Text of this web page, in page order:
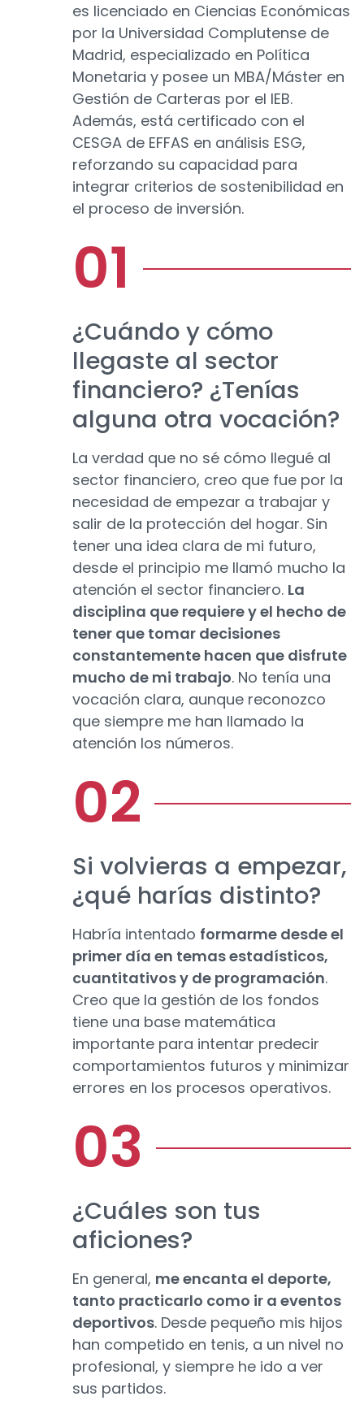
es licenciado en Ciencias Económicas
por la Universidad Complutense de
Madrid, especializado en Política
Monetaria y posee un MBA/Máster en
Gestión de Carteras por el IEB.
Además, está certificado con el
CESGA de EFFAS en análisis ESG,
reforzando su capacidad para
integrar criterios de sostenibilidad en
el proceso de inversión.
¿Cuándo y cómo
llegaste al sector
financiero? ¿Tenías
alguna otra vocación?
La verdad que no sé cómo llegué al
sector financiero, creo que fue por la
necesidad de empezar a trabajar y
salir de la protección del hogar. Sin
tener una idea clara de mi futuro,
desde el principio me llamó mucho la
atención el sector financiero. La
disciplina que requiere y el hecho de
tener que tomar decisiones
constantemente hacen que disfrute
mucho de mi trabajo. No tenía una
vocación clara, aunque reconozco
que siempre me han llamado la
atención los números.
Si volvieras a empezar,
¿qué harías distinto?
Habría intentado formarme desde el
primer día en temas estadísticos,
cuantitativos y de programación.
Creo que la gestión de los fondos
tiene una base matemática
importante para intentar predecir
comportamientos futuros y minimizar
errores en los procesos operativos.
¿Cuáles son tus
aficiones?
En general, me encanta el deporte,
tanto practicarlo como ir a eventos
deportivos. Desde pequeño mis hijos
han competido en tenis, a un nivel no
profesional, y siempre he ido a ver
sus partidos.